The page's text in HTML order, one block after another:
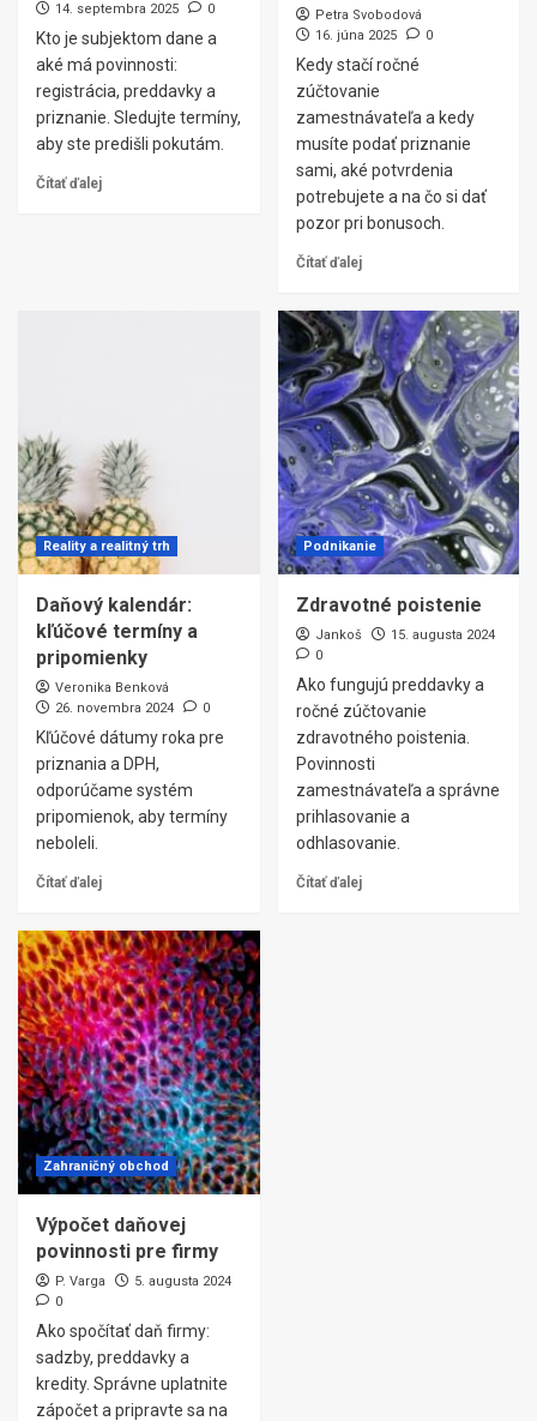
14. septembra 2025
0
Kto je subjektom dane a
aké má povinnosti:
registrácia, preddavky a
priznanie. Sledujte termíny,
aby ste predišli pokutám.
Čítať ďalej
Petra Svobodová
16. júna 2025
0
Kedy stačí ročné
zúčtovanie
zamestnávateľa a kedy
musíte podať priznanie
sami, aké potvrdenia
potrebujete a na čo si dať
pozor pri bonusoch.
Čítať ďalej
Reality a realitný trh
Daňový kalendár:
kľúčové termíny a
pripomienky
Veronika Benková
26. novembra 2024
0
Kľúčové dátumy roka pre
priznania a DPH,
odporúčame systém
pripomienok, aby termíny
neboleli.
Čítať ďalej
Podnikanie
Zdravotné poistenie
Jankoš
15. augusta 2024
0
Ako fungujú preddavky a
ročné zúčtovanie
zdravotného poistenia.
Povinnosti
zamestnávateľa a správne
prihlasovanie a
odhlasovanie.
Čítať ďalej
Zahraničný obchod
Výpočet daňovej
povinnosti pre firmy
P. Varga
5. augusta 2024
0
Ako spočítať daň firmy:
sadzby, preddavky a
kredity. Správne uplatnite
zápočet a pripravte sa na